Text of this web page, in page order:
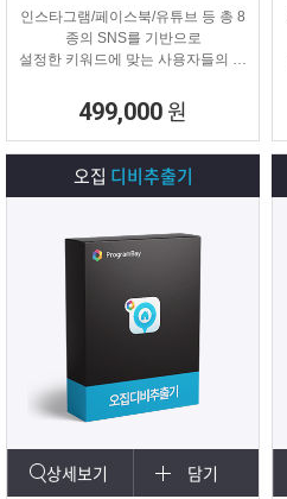
인스타그램/페이스북/유튜브 등 총 8
종의 SNS를 기반으로
설정한 키워드에 맞는 사용자들의 휴
추출하여 영업 및 마케팅에 활용 할
수 있는 프로그램입니다.
499,000 원
오집 디비추출기
상세보기 담기